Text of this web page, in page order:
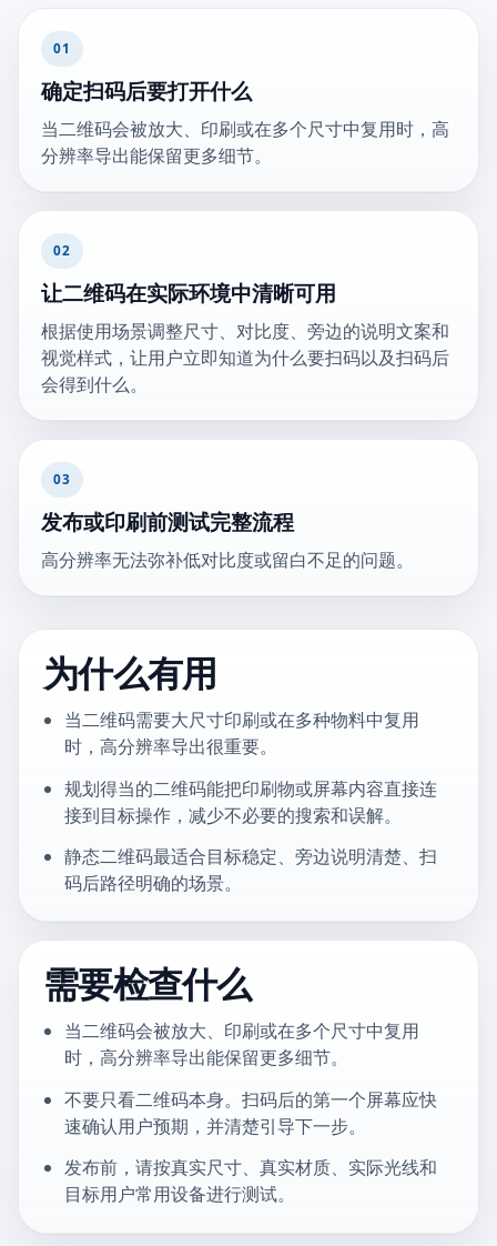
01
确定扫码后要打开什么
当二维码会被放大、印刷或在多个尺寸中复用时，高
分辨率导出能保留更多细节。
02
让二维码在实际环境中清晰可用
根据使用场景调整尺寸、对比度、旁边的说明文案和
视觉样式，让用户立即知道为什么要扫码以及扫码后
会得到什么。
03
发布或印刷前测试完整流程
高分辨率无法弥补低对比度或留白不足的问题。
为什么有用
当二维码需要大尺寸印刷或在多种物料中复用
时，高分辨率导出很重要。
规划得当的二维码能把印刷物或屏幕内容直接连
接到目标操作，减少不必要的搜索和误解。
静态二维码最适合目标稳定、旁边说明清楚、扫
码后路径明确的场景。
需要检查什么
当二维码会被放大、印刷或在多个尺寸中复用
时，高分辨率导出能保留更多细节。
不要只看二维码本身。扫码后的第一个屏幕应快
速确认用户预期，并清楚引导下一步。
发布前，请按真实尺寸、真实材质、实际光线和
目标用户常用设备进行测试。